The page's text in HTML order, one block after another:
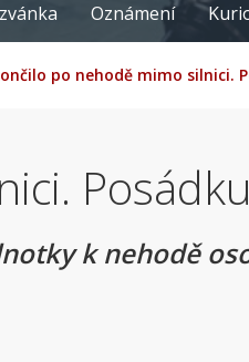
Oznámení
po nehodě mimo silnici.
k nehodě